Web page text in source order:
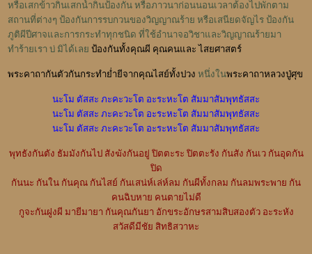
หรือเสกข้าวกินเสกน้ำกินป้องกัน หรือภาวนาก่อนนอนเวลาต้องไปพักตาม
สถานที่ต่างๆ ป้องกันการรบกวนของวิญญาณร้าย หรือเสนียดจัญไร ป้องกัน
ภูติผีปีศาจและการกระทำทุกชนิด ที่ใช้อำนาจอวิชาและวิญญาณร้ายมา
ทำร้ายเรา บ่ มิได้เลยป้องกันทั้งคุณผี คุณคนและ ไสยศาสตร์
พระคาถากันตัวกันกระทำย่ำยีจากคุณไสย์ทั้งปวง หนึ่งในพระคาถาหลวงปู่ศุข
นะโม ตัสสะ ภะคะวะโต อะระหะโต สัมมาสัมพุทธัสสะ
นะโม ตัสสะ ภะคะวะโต อะระหะโต สัมมาสัมพุทธัสสะ
นะโม ตัสสะ ภะคะวะโต อะระหะโต สัมมาสัมพุทธัสสะ
พุทธังกันตัง ธัมมังกันไป สังฆังกันอยู่ ปิตตะระ ปิตตะรัง กันสัง กันเว กันอุดกัน
ปิด
กันนะ กันใน กันคุณ กันไสย์ กันเสน่ห์เล่ห์ลม กันผีทั้งกลม กันลมพระพาย กัน
คนฉิบหาย คนตายไม่ดี
กูจะกันฝูงผี มายีมายา กันคุณกันยา อักขระอักษรสามสิบสองตัว อะระหัง
สวัสดีมีชัย สิทธิสวาหะ